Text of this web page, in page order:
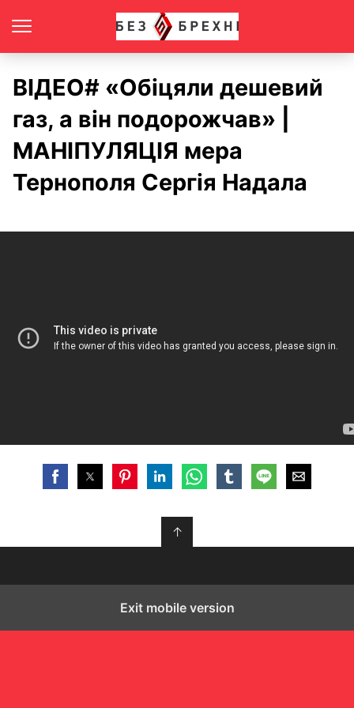
ВІДЕО# «Обіцяли дешевий
газ, а він подорожчав» |
МАНІПУЛЯЦІЯ мера
Тернополя Сергія Надала
↑
Exit mobile version